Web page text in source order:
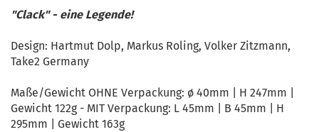
"Clack" - eine Legende!
Design: Hartmut Dolp, Markus Roling, Volker Zitzmann,
Take2 Germany
Maße/Gewicht OHNE Verpackung: ø 40mm | H 247mm |
Gewicht 122g - MIT Verpackung: L 45mm | B 45mm | H
295mm | Gewicht 163g